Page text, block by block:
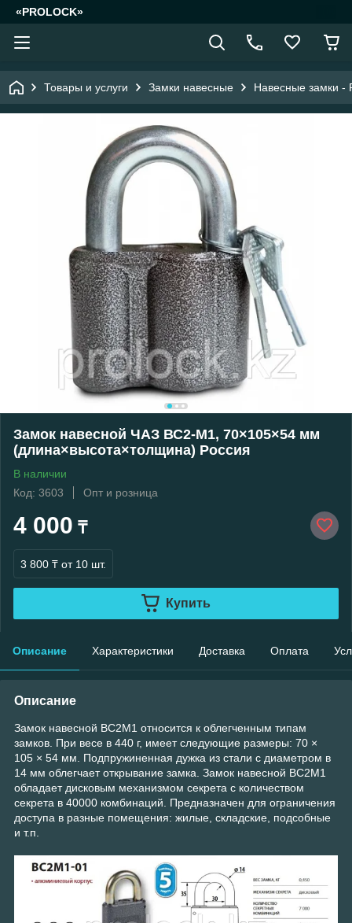
«PROLOCK»
Товары и услуги Замки навесные Навесные замки -
Замок навесной ЧАЗ ВС2-М1, 70×105×54 мм
(длина×высота×толщина) Россия
В наличии
Код: 3603
Опт и розница
4 000 ₸
3 800 ₸ от 10 шт.
Купить
Описание Характеристики Доставка Оплата
Описание
Замок навесной ВС2М1 относится к облегченным типам
замков. При весе в 440 г, имеет следующие размеры: 70 ×
105 × 54 мм. Подпружиненная дужка из стали с диаметром в
14 мм облегчает открывание замка. Замок навесной ВС2М1
обладает дисковым механизмом секрета с количеством
секрета в 40000 комбинаций. Предназначен для ограничения
доступа в разные помещения: жилые, складские, подсобные
и т.п.